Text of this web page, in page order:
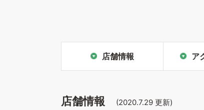
店舗情報 ア
店舗情報 (2020.7.29 更新)